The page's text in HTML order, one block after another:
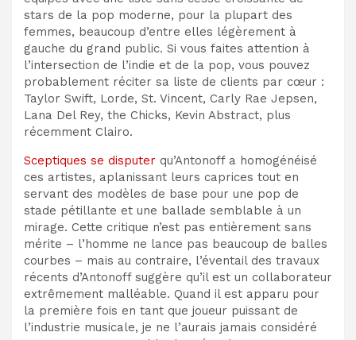
stars de la pop moderne, pour la plupart des
femmes, beaucoup d’entre elles légèrement à
gauche du grand public. Si vous faites attention à
l’intersection de l’indie et de la pop, vous pouvez
probablement réciter sa liste de clients par cœur :
Taylor Swift, Lorde, St. Vincent, Carly Rae Jepsen,
Lana Del Rey, the Chicks, Kevin Abstract, plus
récemment Clairo.
Sceptiques se disputer qu’Antonoff a homogénéisé
ces artistes, aplanissant leurs caprices tout en
servant des modèles de base pour une pop de
stade pétillante et une ballade semblable à un
mirage. Cette critique n’est pas entièrement sans
mérite – l’homme ne lance pas beaucoup de balles
courbes – mais au contraire, l’éventail des travaux
récents d’Antonoff suggère qu’il est un collaborateur
extrêmement malléable. Quand il est apparu pour
la première fois en tant que joueur puissant de
l’industrie musicale, je ne l’aurais jamais considéré